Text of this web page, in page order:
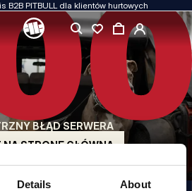
Details About
B2B PITBULL dla klientów hurtowych
BŁĄD SERWERA
NA STRONĘ GŁÓWNĄ
PRIORYTET
z pasją. Nie idziemy na kompromis w kwestiach
materiałów i dbałości o detal.
Diego z początku lat 90-tych XX wieku. Nasz styl jest
sportowcy, fighterzy i uparci indywidualiści.